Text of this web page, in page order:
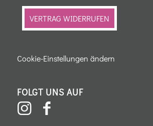
VERTRAG WIDERRUFEN
Cookie-Einstellungen ändern
FOLGT UNS AUF